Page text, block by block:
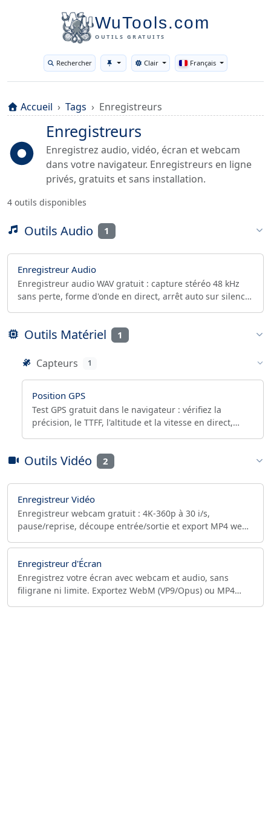
WuTools.com
OUTILS GRATUITS
Rechercher Toggle theme
Clair Français
Accueil Tags Enregistreurs
Enregistreurs
Enregistrez audio, vidéo, écran et webcam
dans votre navigateur. Enregistreurs en ligne
privés, gratuits et sans installation.
4 outils disponibles
Outils Audio 1
Enregistreur Audio
Enregistreur audio WAV gratuit : capture stéréo 48 kHz
sans perte, forme d'onde en direct, arrêt auto sur silence,
Outils Matériel 1
Capteurs 1
Position GPS
Test GPS gratuit dans le navigateur : vérifiez la
précision, le TTFF, l'altitude et la vitesse en direct,
Outils Vidéo 2
Enregistreur Vidéo
Enregistreur webcam gratuit : 4K-360p à 30 i/s,
pause/reprise, découpe entrée/sortie et export MP4 web
Enregistreur d'Écran
Enregistrez votre écran avec webcam et audio, sans
filigrane ni limite. Exportez WebM (VP9/Opus) ou MP4